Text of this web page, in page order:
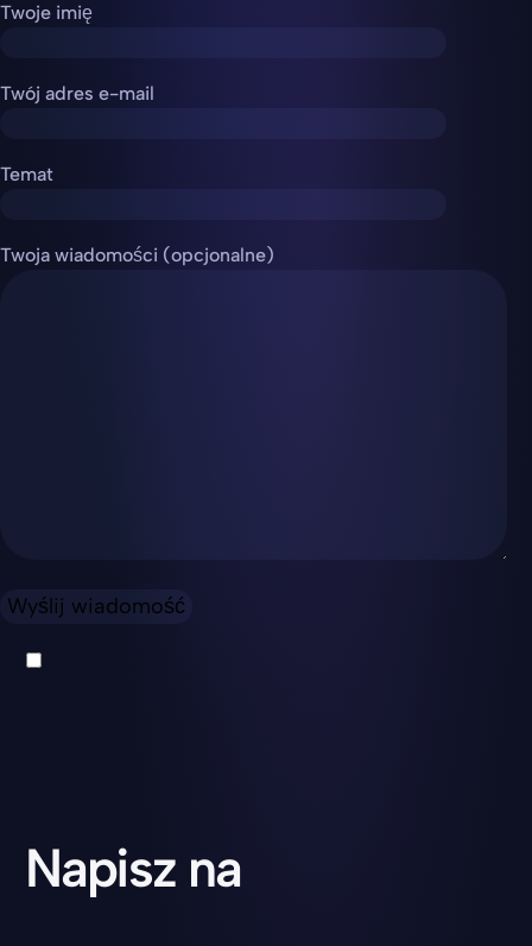
Twoje imię
Twój adres e-mail
Temat
Twoja wiadomości (opcjonalne)
Napisz na